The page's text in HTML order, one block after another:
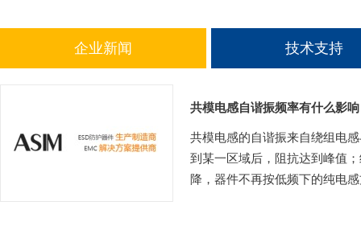
企业新闻 技术支持
共模电感自谐振频率有什么影
共模电感的自谐振来自绕组电
到某一区域后，阻抗达到峰值
降，器件不再按低频下的纯电